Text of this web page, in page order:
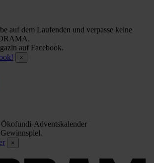
auf dem Laufenden und verpasse keine
auf Facebook.
×
Ökofundi-Adventskalender
×